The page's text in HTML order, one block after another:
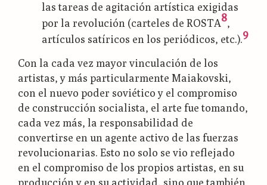
las tareas de agitación artística exigidas
por la revolución (carteles de ROSTA8,
artículos satíricos en los periódicos, etc.).9
Con la cada vez mayor vinculación de los
artistas, y más particularmente Maiakovski,
con el nuevo poder soviético y el compromiso
de construcción socialista, el arte fue tomando,
cada vez más, la responsabilidad de
convertirse en un agente activo de las fuerzas
revolucionarias. Esto no solo se vio reflejado
en el compromiso de los propios artistas, en su
producción y en su actividad, sino que también